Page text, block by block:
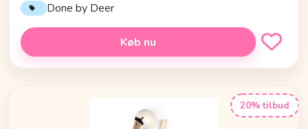
Done by Deer
Køb nu
20% tilbud